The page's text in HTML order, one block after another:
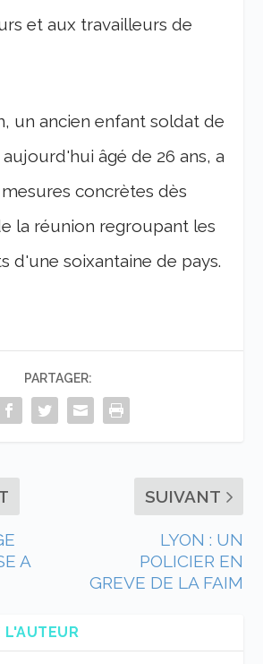
et aux travailleurs de
un ancien enfant soldat de
âgé de 26 ans, a
concrètes dès
la réunion regroupant les
d'une soixantaine de pays.
PARTAGER:
A
SUIVANT
LYON : UN
POLICIER EN
GREVE DE LA FAIM
L'AUTEUR